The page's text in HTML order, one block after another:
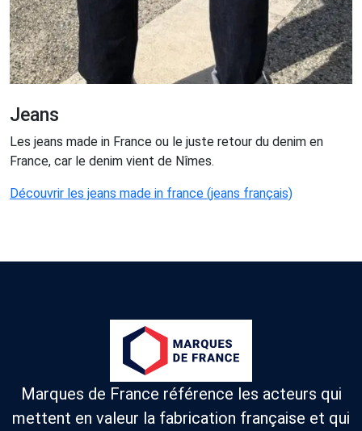
Jeans
Les jeans made in France ou le juste retour du denim en
France, car le denim vient de Nîmes.
Découvrir les jeans made in france (jeans français)
Marques de France référence les acteurs qui
mettent en valeur la fabrication française et qui